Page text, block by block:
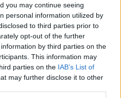
you may continue seeing
personal information utilized by
to third parties prior to
opt-out of the further
by third parties on the
This information may
parties on the IAB’s List of
may further disclose it to other
na každou střechu!
Když projíždím novou
zástavbou na okraji
jakéhokoliv většího města,
vidím pořád stejnou skladbu.
Světlá fasáda, černá nebo
vedle domu, ulice za ulicí, katalog